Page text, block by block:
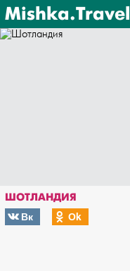
Mishka.Travel
ШОТЛАНДИЯ
Вк
Оk